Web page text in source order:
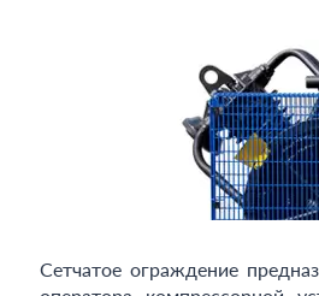
Сетчатое ограждение